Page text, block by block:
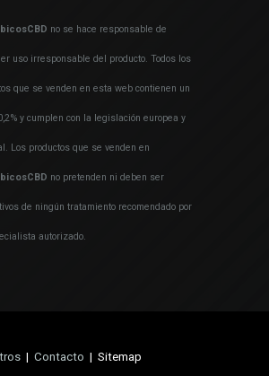
no se hace responsable de
uso irresponsable del producto. Todos los
que se venden en esta web contienen un
y cumplen con la legislación europea y
Los productos que se venden en
no pretenden ni deben ser
de ningún tratamiento recomendado por
autorizado.
|Contacto | Sitemap